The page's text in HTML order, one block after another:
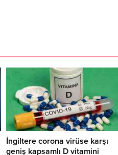
İngiltere corona virüse karşı
geniş kapsamlı D vitamini